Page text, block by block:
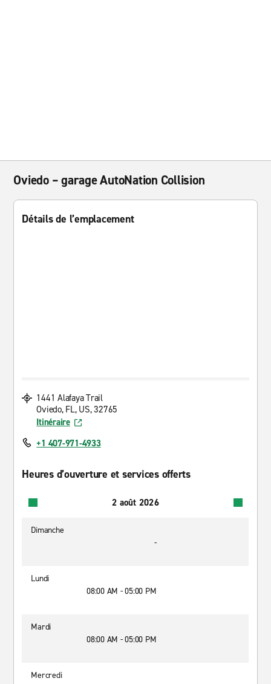
Oviedo – garage AutoNation Collision
Détails de l’emplacement
1441 Alafaya Trail
Oviedo, FL, US, 32765
Itinéraire
+1 407-971-4933
Heures d’ouverture et services offerts
2 août 2026
Dimanche
-
Lundi
08:00 AM - 05:00 PM
Mardi
08:00 AM - 05:00 PM
Mercredi